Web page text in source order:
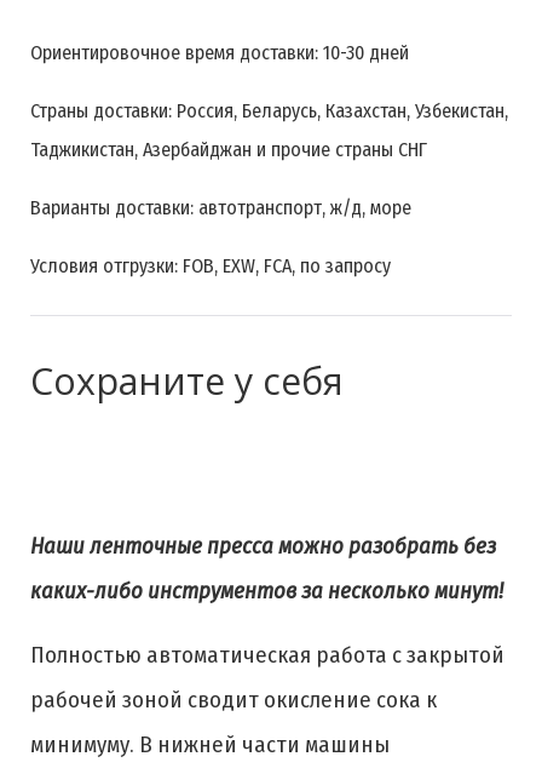
Ориентировочное время доставки: 10-30 дней
Страны доставки: Россия, Беларусь, Казахстан, Узбекистан,
Таджикистан, Азербайджан и прочие страны СНГ
Варианты доставки: автотранспорт, ж/д, море
Условия отгрузки: FOB, EXW, FCA, по запросу
Сохраните у себя
Наши ленточные пресса можно разобрать без
каких-либо инструментов за несколько минут!
Полностью автоматическая работа с закрытой
рабочей зоной сводит окисление сока к
минимуму. В нижней части машины